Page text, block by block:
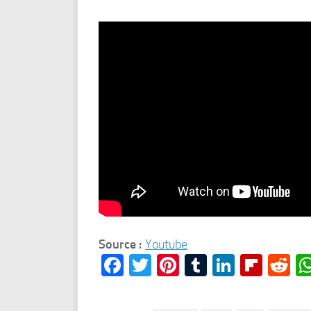
Source : Youtube
Facebook
Twitter
Pinterest
Tumblr